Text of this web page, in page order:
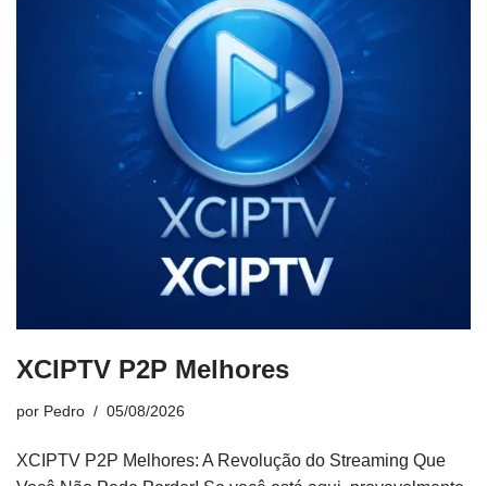
XCIPTV P2P Melhores
por Pedro 05/08/2026
XCIPTV P2P Melhores: A Revolução do Streaming Que